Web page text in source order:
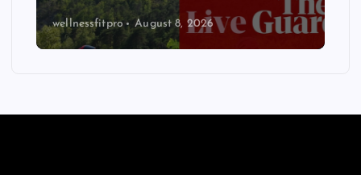
wellnessfitpro August 8, 2026